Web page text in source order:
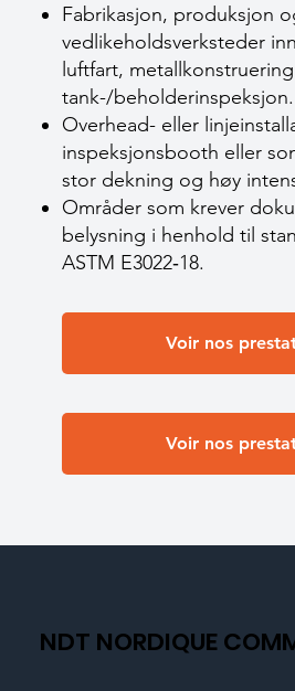
Fabrikasjon, produksjon
vedlikeholdsverksteder
luftfart,
tank-/beholderinspeksjon.
Overhead- eller
inspeksjonsbooth eller
stor dekning og høy
Områder som krever
belysning i henhold til
ASTM E3022‑18.
Voir nos
Voir nos
NDT NORDIQUE